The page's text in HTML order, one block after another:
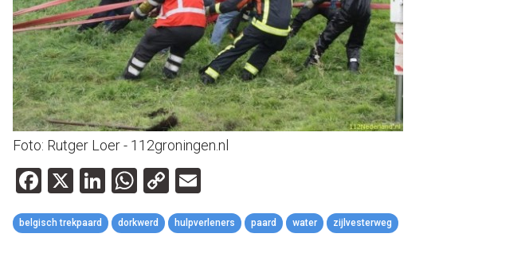
Foto: Rutger Loer - 112groningen.nl
Facebook
X LinkedIn
WhatsApp
Copy
Link
belgisch trekpaard dorkwerd hulpverleners paard water zijlvesterweg